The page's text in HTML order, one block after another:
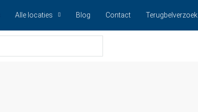
Alle locaties Blog Contact Terugbelverzoek